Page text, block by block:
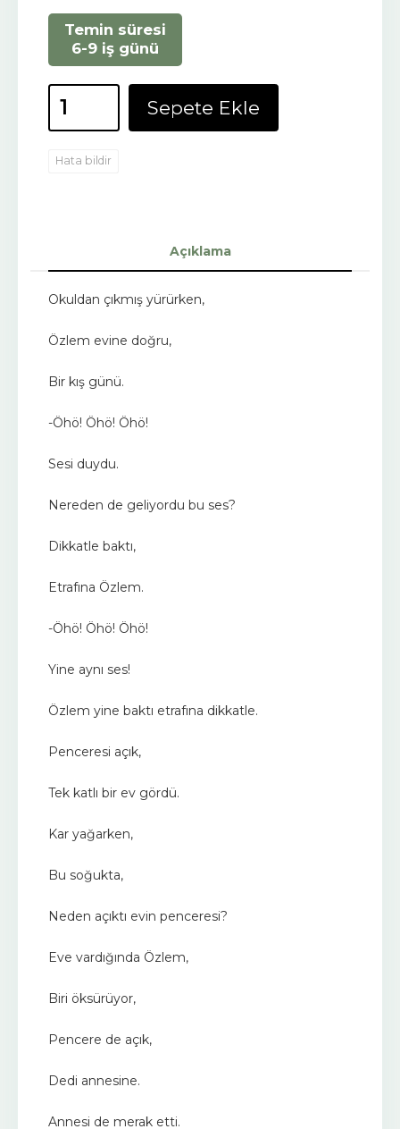
Temin süresi
6-9 iş günü
Sepete Ekle
Hata bildir
Açıklama
Okuldan çıkmış yürürken,
Özlem evine doğru,
Bir kış günü.
-Öhö! Öhö! Öhö!
Sesi duydu.
Nereden de geliyordu bu ses?
Dikkatle baktı,
Etrafına Özlem.
-Öhö! Öhö! Öhö!
Yine aynı ses!
Özlem yine baktı etrafına dikkatle.
Penceresi açık,
Tek katlı bir ev gördü.
Kar yağarken,
Bu soğukta,
Neden açıktı evin penceresi?
Eve vardığında Özlem,
Biri öksürüyor,
Pencere de açık,
Dedi annesine.
Annesi de merak etti.